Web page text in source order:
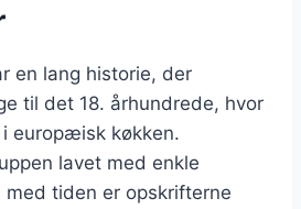
en lang historie, der
til det 18. århundrede, hvor
europæisk køkken.
lavet med enkle
med tiden er opskrifterne